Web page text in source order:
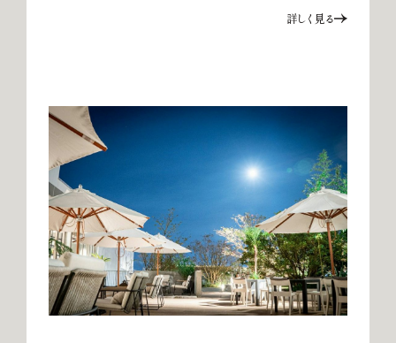
096-319-2022
平日12:00-19:00
土日祝9:00-19:00（火・水曜日定休）
詳しく見る